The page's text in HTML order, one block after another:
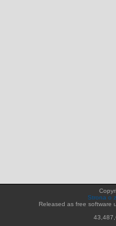
Strona o
Released as free software